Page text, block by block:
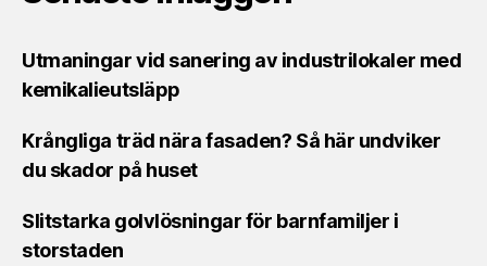
Utmaningar vid sanering av industrilokaler med
kemikalieutsläpp
Krångliga träd nära fasaden? Så här undviker
du skador på huset
Slitstarka golvlösningar för barnfamiljer i
storstaden